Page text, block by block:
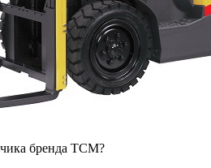
бренда TCM?